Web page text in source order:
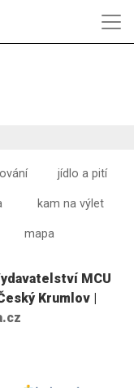
jídlo a pití
kam na výlet
mapa
MCU
Krumlov |